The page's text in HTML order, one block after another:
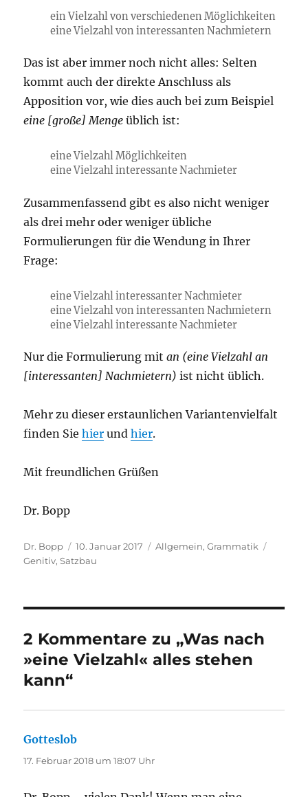
ein Vielzahl von verschiedenen Möglichkeiten
eine Vielzahl von interessanten Nachmietern
Das ist aber immer noch nicht alles: Selten
kommt auch der direkte Anschluss als
Apposition vor, wie dies auch bei zum Beispiel
eine [große] Mengeüblich ist:
eine Vielzahl Möglichkeiten
eine Vielzahl interessante Nachmieter
Zusammenfassend gibt es also nicht weniger
als drei mehr oder weniger übliche
Formulierungen für die Wendung in Ihrer
Frage:
eine Vielzahl interessanter Nachmieter
eine Vielzahl von interessanten Nachmietern
eine Vielzahl interessante Nachmieter
Nur die Formulierung mitan (eine Vielzahl an
[interessanten] Nachmietern) ist nicht üblich.
Mehr zu dieser erstaunlichen Variantenvielfalt
finden Siehier undhier.
Mit freundlichen Grüßen
Dr. Bopp
Autor
Dr. Bopp
Veröffentlicht
am
10. Januar 2017 Kategorien
Allgemein,Grammatik
Genitiv,Satzbau
2 Kommentare zu „Was nach
»eine Vielzahl« alles stehen
kann“
Gotteslob
17. Februar 2018 um 18:07 Uhr